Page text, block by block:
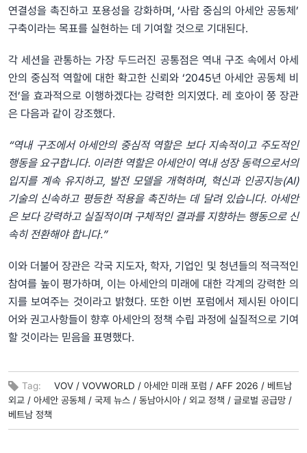
연결성을 촉진하고 포용성을 강화하며, ‘사람 중심의 아세안 공동체’
구축이라는 목표를 실현하는 데 기여할 것으로 기대된다.
각 세션을 관통하는 가장 두드러진 공통점은 역내 구조 속에서 아세
안의 중심적 역할에 대한 확고한 신뢰와 ‘2045년 아세안 공동체 비
전’을 효과적으로 이행하겠다는 강력한 의지였다. 레 호아이 쭝 장관
은 다음과 같이 강조했다.
“역내 구조에서 아세안의 중심적 역할은 보다 지속적이고 주도적인
행동을 요구합니다. 이러한 역할은 아세안이 역내 성장 동력으로서의
입지를 계속 유지하고, 발전 모델을 개혁하며, 혁신과 인공지능(AI)
기술의 신속하고 평등한 적용을 촉진하는 데 달려 있습니다. 아세안
은 보다 강력하고 실질적이며 구체적인 결과를 지향하는 행동으로 신
속히 전환해야 합니다.”
이와 더불어 장관은 각국 지도자, 학자, 기업인 및 청년들의 적극적인
참여를 높이 평가하며, 이는 아세안의 미래에 대한 각계의 강력한 의
지를 보여주는 것이라고 밝혔다. 또한 이번 포럼에서 제시된 아이디
어와 권고사항들이 향후 아세안의 정책 수립 과정에 실질적으로 기여
할 것이라는 믿음을 표명했다.
Tag: VOV / VOVWORLD / 아세안 미래 포럼 / AFF 2026 / 베트남
외교 / 아세안 공동체 / 국제 뉴스 / 동남아시아 / 외교 정책 / 글로벌 공급망 /
베트남 정책